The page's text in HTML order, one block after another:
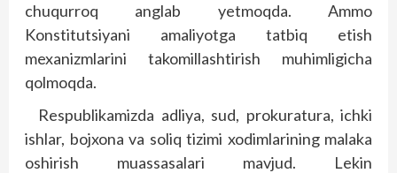
chuqurroq anglab yetmoqda. Ammo
Konstitutsiyani amaliyotga tatbiq etish
mexanizmlarini takomillashtirish muhimligicha
qolmoqda.
Respublikamizda adliya, sud, prokuratura, ichki
ishlar, bojxona va soliq tizimi xodimlarining malaka
oshirish muassasalari mavjud. Lekin